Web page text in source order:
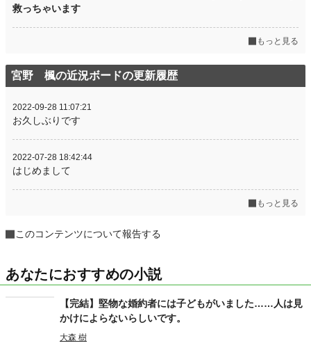
救っちゃいます
もっと見る
宮野 楓の近況ボードの更新履歴
2022-09-28 11:07:21
お久しぶりです
2022-07-28 18:42:44
はじめまして
もっと見る
このコンテンツについて報告する
あなたにおすすめの小説
【完結】堅物な婚約者には子どもがいました……人は見
かけによらないらしいです。
大森 樹